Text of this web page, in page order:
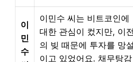
이
민
수
이민수 씨는 비트코인에
대한 관심이 컸지만, 이전
의 빚 때문에 투자를 망설
이고 있었어요. 채무탕감